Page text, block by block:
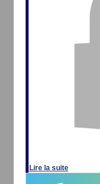
Lire la suite